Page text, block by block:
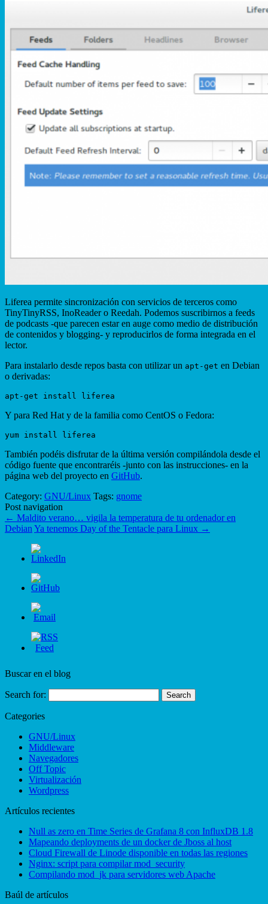
Liferea permite sincronización con servicios de terceros como
TinyTinyRSS, InoReader o Reedah. Podemos suscribirnos a feeds
de podcasts -que parecen estar en auge como medio de distribución
de contenidos y blogging- y reproducirlos de forma integrada en el
lector.
Para instalarlo desde repos basta con utilizar un apt-get en Debian
o derivadas:
Y para Red Hat y de la familia como CentOS o Fedora:
También podéis disfrutar de la última versión compilándola desde el
código fuente que encontraréis -junto con las instrucciones- en la
página web del proyecto en GitHub.
Category: GNU/Linux Tags: gnome
Post navigation
← Maldito verano… vigila la temperatura de tu ordenador en
Debian Ya tenemos Day of the Tentacle para Linux →
Buscar en el blog
Search for:
Categories
GNU/Linux
Middleware
Navegadores
Off Topic
Virtualización
Wordpress
Artículos recientes
Null as zero en Time Series de Grafana 8 con InfluxDB 1.8
Mapeando deployments de un docker de Jboss al host
Cloud Firewall de Linode disponible en todas las regiones
Nginx: script para compilar mod_security
Compilando mod_jk para servidores web Apache
Baúl de artículos